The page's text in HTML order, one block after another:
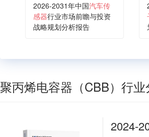
2026-2031年中国汽车传
感器行业市场前瞻与投资
战略规划分析报告
聚丙烯电容器（CBB）行
2024-